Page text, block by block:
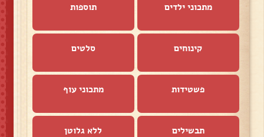
מתכוני ילדים תוספות
קינוחים סלטים
פשטידות מתכוני עוף
תבשילים ללא גלוטן